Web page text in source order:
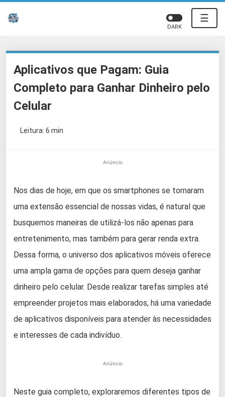
☰
DARK
Aplicativos que Pagam: Guia
Completo para Ganhar Dinheiro pelo
Celular
Leitura: 6 min
Anúncio
Nos dias de hoje, em que os smartphones se tornaram
uma extensão essencial de nossas vidas, é natural que
busquemos maneiras de utilizá-los não apenas para
entretenimento, mas também para gerar renda extra.
Dessa forma, o universo dos aplicativos móveis oferece
uma ampla gama de opções para quem deseja ganhar
dinheiro pelo celular. Desde realizar tarefas simples até
empreender projetos mais elaborados, há uma variedade
de aplicativos disponíveis para atender às necessidades
e interesses de cada indivíduo.
Anúncio
Neste guia completo, exploraremos diferentes tipos de